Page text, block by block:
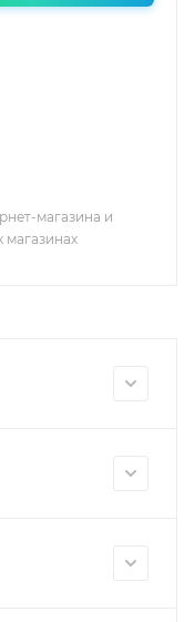
магазина и
магазинах